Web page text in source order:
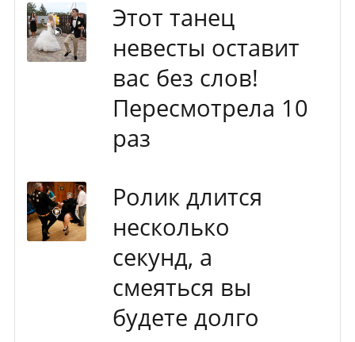
Этот танец
невесты оставит
вас без слов!
Пересмотрела 10
раз
Ролик длится
несколько
секунд, а
смеяться вы
будете долго